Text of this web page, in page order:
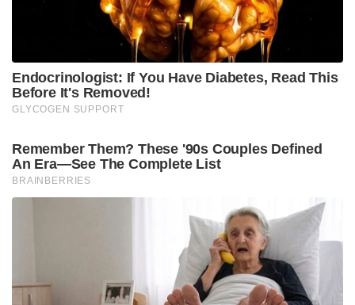
പണം വാഗ്ദാനം ചെയ്തതായി അന്വേഷണത്തിൽ
വ്യക്തമായിട്ടുണ്ട് എന്ന് സുവേന്ദു അധികാരി
അറിയിച്ചു. കൂടാതെ, രേഖാമൂലമുള്ള യാതൊരു
ഉത്തരവുമില്ലാതെ, കേസ് വഴിതിരിച്ചുവിടാൻ ലക്ഷ്യമിട്ട്
ഈ ഉദ്യോഗസ്ഥർ മാധ്യമങ്ങളെ കണ്ട് തെറ്റായ
വിവരങ്ങൾ പ്രചരിപ്പിച്ചു. സംഭവസ്ഥലത്ത് കൃത്യമായ
അന്വേഷണം അട്ടിമറിക്കാൻ തെളിവ് നശിപ്പിക്കുകയും
ചെയ്തു. നിലവിൽ സിബിഐ അന്വേഷിക്കുന്ന
കേസിന്റെ മെറിറ്റിലേക്ക് കടക്കുന്നില്ല എങ്കിലും കേസ്
തുടക്കത്തിൽ അന്വേഷിച്ച സംസ്ഥാന പോലീസിന്റെ
ഭാഗത്തുനിന്നുണ്ടായ ക്രിമിനൽ അനാസ്ഥ
വെച്ചുപൊറുപ്പിക്കില്ല എന്നും സുവേന്ദു അധികാരി